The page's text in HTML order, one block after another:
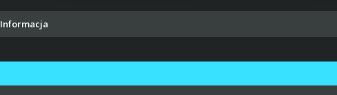
Informacja